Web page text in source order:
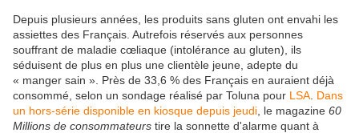
Depuis plusieurs années, les produits sans gluten ont envahi les
assiettes des Français. Autrefois réservés aux personnes
souffrant de maladie cœliaque (intolérance au gluten), ils
séduisent de plus en plus une clientèle jeune, adepte du
« manger sain ». Près de 33,6 % des Français en auraient déjà
consommé, selon un sondage réalisé par Toluna pour LSA Dans
un hors-série disponible en kiosque depuis jeudi , le magazine 60
Millions de consommateurs tire la sonnette d'alarme quant à